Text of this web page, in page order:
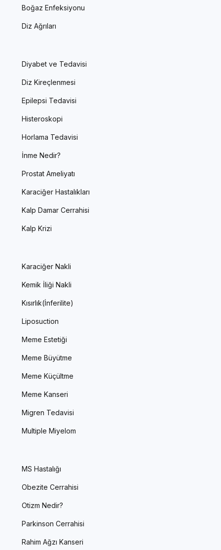
Boğaz Enfeksiyonu
Diz Ağrıları
Diyabet ve Tedavisi
Diz Kireçlenmesi
Epilepsi Tedavisi
Histeroskopi
Horlama Tedavisi
İnme Nedir?
Prostat Ameliyatı
Karaciğer Hastalıkları
Kalp Damar Cerrahisi
Kalp Krizi
Karaciğer Nakli
Kemik İliği Nakli
Kısırlık(İnferilite)
Liposuction
Meme Estetiği
Meme Büyütme
Meme Küçültme
Meme Kanseri
Migren Tedavisi
Multiple Miyelom
MS Hastalığı
Obezite Cerrahisi
Otizm Nedir?
Parkinson Cerrahisi
Rahim Ağzı Kanseri